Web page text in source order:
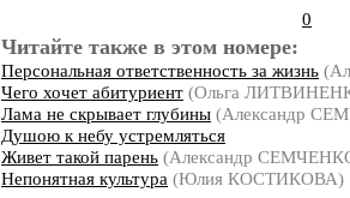
0
Читайте также в этом номере:
Персональная ответственность за жизнь
Чего хочет абитуриент (Ольга
Лама не скрывает глубины (Александр
Душою к небу устремляться
Живет такой парень (Александр
Непонятная культура (Юлия КОСТИКОВА)